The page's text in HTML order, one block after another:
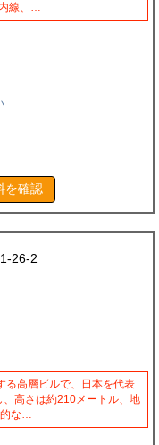
線、…
を確認
26-2
る高層ビルで、日本を代表
高さは約210メートル、地
的な…